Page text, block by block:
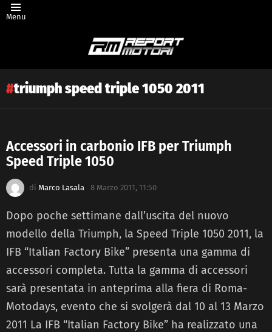
Menu
triumph speed triple 1050 2011
Latest
story
Accessori in carbonio IFB per Triumph
Speed Triple 1050
di Marco Lasala 8 Marzo 2011, 11:50
Dopo poche settimane dall’uscita del nuovo
modello della Triumph, la Speed Triple 1050 2011, la
IFB “Italian Factory Bike” presenta una gamma di
accessori completa. Tutta la gamma di accessori
sarà presentata in anteprima alla fiera di Roma-
Motodays, evento che si svolgerà dal 10 al 13 Marzo
2011 La IFB “Italian Factory Bike” ha realizzato una